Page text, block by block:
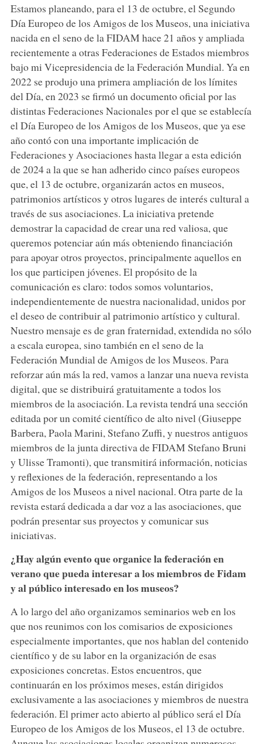
Estamos planeando, para el 13 de octubre, el Segundo
Día Europeo de los Amigos de los Museos, una iniciativa
nacida en el seno de la FIDAM hace 21 años y ampliada
recientemente a otras Federaciones de Estados miembros
bajo mi Vicepresidencia de la Federación Mundial. Ya en
2022 se produjo una primera ampliación de los límites
del Día, en 2023 se firmó un documento oficial por las
distintas Federaciones Nacionales por el que se establecía
el Día Europeo de los Amigos de los Museos, que ya ese
año contó con una importante implicación de
Federaciones y Asociaciones hasta llegar a esta edición
de 2024 a la que se han adherido cinco países europeos
que, el 13 de octubre, organizarán actos en museos,
patrimonios artísticos y otros lugares de interés cultural a
través de sus asociaciones. La iniciativa pretende
demostrar la capacidad de crear una red valiosa, que
queremos potenciar aún más obteniendo financiación
para apoyar otros proyectos, principalmente aquellos en
los que participen jóvenes. El propósito de la
comunicación es claro: todos somos voluntarios,
independientemente de nuestra nacionalidad, unidos por
el deseo de contribuir al patrimonio artístico y cultural.
Nuestro mensaje es de gran fraternidad, extendida no sólo
a escala europea, sino también en el seno de la
Federación Mundial de Amigos de los Museos. Para
reforzar aún más la red, vamos a lanzar una nueva revista
digital, que se distribuirá gratuitamente a todos los
miembros de la asociación. La revista tendrá una sección
editada por un comité científico de alto nivel (Giuseppe
Barbera, Paola Marini, Stefano Zuffi, y nuestros antiguos
miembros de la junta directiva de FIDAM Stefano Bruni
y Ulisse Tramonti), que transmitirá información, noticias
y reflexiones de la federación, representando a los
Amigos de los Museos a nivel nacional. Otra parte de la
revista estará dedicada a dar voz a las asociaciones, que
podrán presentar sus proyectos y comunicar sus
iniciativas.
¿Hay algún evento que organice la federación en
verano que pueda interesar a los miembros de Fidam
y al público interesado en los museos?
A lo largo del año organizamos seminarios web en los
que nos reunimos con los comisarios de exposiciones
especialmente importantes, que nos hablan del contenido
científico y de su labor en la organización de esas
exposiciones concretas. Estos encuentros, que
continuarán en los próximos meses, están dirigidos
exclusivamente a las asociaciones y miembros de nuestra
federación. El primer acto abierto al público será el Día
Europeo de los Amigos de los Museos, el 13 de octubre.